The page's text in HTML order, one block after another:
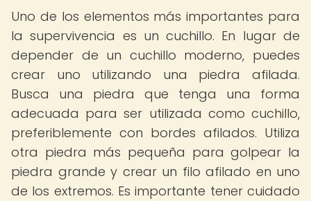
Uno de los elementos más importantes para
la supervivencia es un cuchillo. En lugar de
depender de un cuchillo moderno, puedes
crear uno utilizando una piedra afilada.
Busca una piedra que tenga una forma
adecuada para ser utilizada como cuchillo,
preferiblemente con bordes afilados. Utiliza
otra piedra más pequeña para golpear la
piedra grande y crear un filo afilado en uno
de los extremos. Es importante tener cuidado